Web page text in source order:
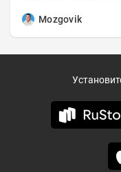
Mozgovik